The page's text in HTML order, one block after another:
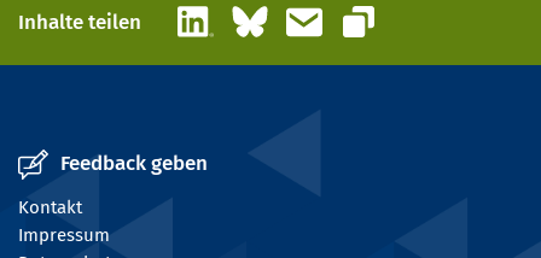
Inhalte teilen LinkedInBlueskyE-Mail
Link kopieren
Feedback geben
Kontakt
Impressum